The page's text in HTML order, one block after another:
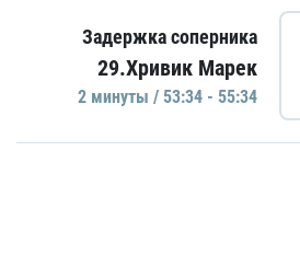
Задержка соперника
29.Хривик Марек
2 минуты / 53:34 - 55:34